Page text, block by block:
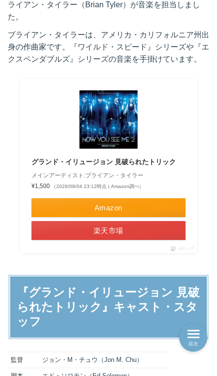
ライアン・タイラー（Brian Tyler）が音楽を担当しまし
た。
ブライアン・タイラーは、アメリカ・カリフォルニア州出
身の作曲家です。『ワイルド・スピード』シリーズや『エ
クスペンダブルズ』シリーズの音楽を手掛けています。
グランド・イリュージョン 見破られたトリック
メインアーティスト:ブライアン・タイラー
¥1,500
（2026/08/04 23:12時点 | Amazon調べ）
Amazon
楽天市場
ポチップ
『グランド・イリュージョン 見破
られたトリック』キャスト・スタ
ッフ
監督 ジョン・M・チュウ（Jon M. Chu）
目次